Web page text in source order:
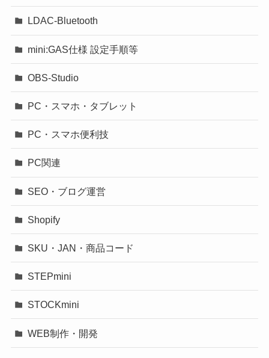
LDAC-Bluetooth
mini:GAS仕様 設定手順等
OBS-Studio
PC・スマホ・タブレット
PC・スマホ便利技
PC関連
SEO・ブログ運営
Shopify
SKU・JAN・商品コード
STEPmini
STOCKmini
WEB制作・開発